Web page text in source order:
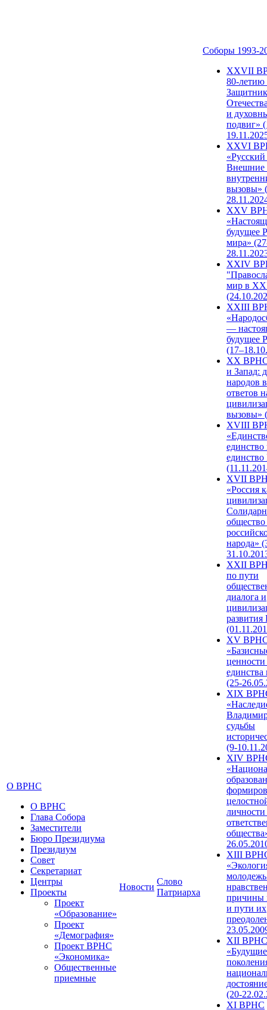
О ВРНС
О ВРНС
Глава Собора
Заместители
Бюро Президиума
Президиум
Совет
Секретариат
Центры
Проекты
Проект
«Образование»
Проект
«Демография»
Проект ВРНС
«Экономика»
Общественные
приемные
Новости
Слово
Патриарха
Соборы 1993-
ХХVII
80-
и
подвиг»
XXVI
Внешние
вызовы»
XXV
будущее
мира»
XXIV
мир в
XXIII
—
будущее
XX ВРНС
и Запад:
народов
ответов
вызовы»
XVIII
единство
единство
XVII
«Россия
народа»
XXII
по пути
диалога и
развития
XV
единства
(25-
XIX
судьбы
(9-
XIV
XIII
причины
и пути их
XII ВРНС
«Будущие
(20-
XI ВРНС